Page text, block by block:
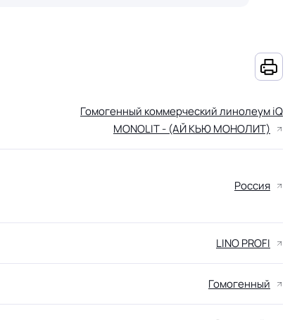
Гомогенный коммерческий линолеум iQ
MONOLIT - (АЙ КЬЮ МОНОЛИТ)
Россия
LINO PROFI
Гомогенный